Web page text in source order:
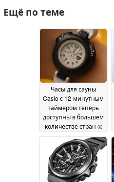
Ещё по теме
Часы для сауны
Casio с 12-минутным
таймером теперь
доступны в большем
количестве стран 02